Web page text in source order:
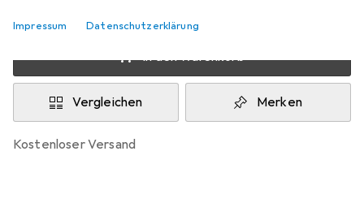
Impressum Datenschutzerklärung
In den Warenkorb
Vergleichen Merken
kostenloser Versand